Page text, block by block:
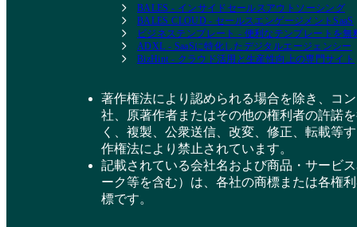
BALES - インサイドセールスアウトソーシング
BALES CLOUD - セールスエンゲージメントSaaS
ビジネステンプレート - 便利なテンプレートを無
ADXL - SaaSに特化したデジタルエージェンシー
BizHint - クラウド活用と生産性向上の専門サイト
著作権法により認められる場合を除き、コ
社、原著作者またはその他の権利者の許諾
く、複製、公衆送信、改変、修正、転載等
作権法により禁止されています。
記載されている会社名および商品・サービ
ーク等を含む）は、各社の商標または各権
標です。